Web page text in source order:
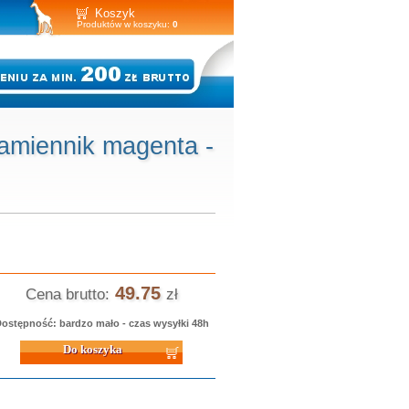
Koszyk
Produktów w koszyku: 0
magenta -
Cena brutto: 49.75 zł
bardzo mało - czas wysyłki 48h
koszyka